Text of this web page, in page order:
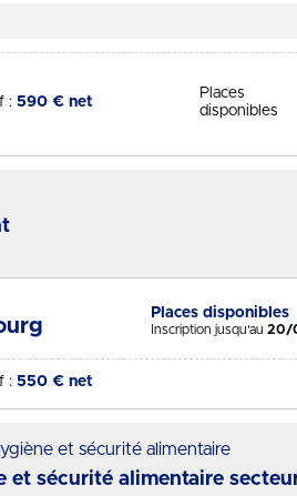
: 590 € net
Places
disponibles
Statut :
Places disponibles
Inscription jusqu'au20/
: 550 € net
et sécurité alimentaire
sécurité alimentaire